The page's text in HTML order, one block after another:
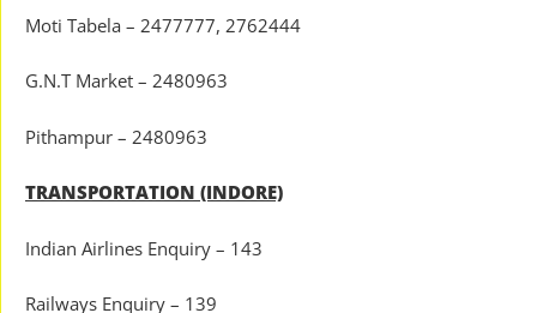
Moti Tabela – 2477777, 2762444
G.N.T Market – 2480963
Pithampur – 2480963
TRANSPORTATION (INDORE)
Indian Airlines Enquiry – 143
Railways Enquiry – 139